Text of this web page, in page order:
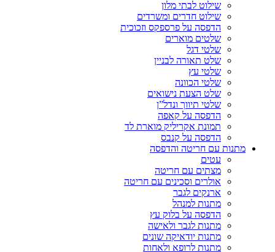
שילוט לבתי מלון
שילוט חדרים ומשרדים
הדפסה על פרספקס וזכוכית
שלטים מוארים
שלטי דגל
שלט תאורה לבניין
שלטי עץ
שלטי הכוונה
שלט הצעת נישואים
שלטי תיווך ונדל”ן
הדפסה על קאפה
תמונת אקריליק מוארת לד
הדפסה על קנבס
מתנות עם חריטה והדפסה
עטים
מצתים עם חריטה
אולרים וסכינים עם חריטה
ארנקים לגבר
מתנות למנהל
הדפסה על בלוק עץ
מתנות לגבר ולאישה
מתנות יודאיקה שונים
מתנות לרופא ולאחות